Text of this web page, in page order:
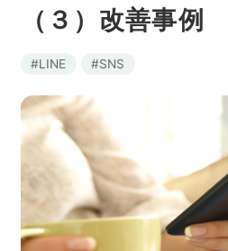
アクセス解析
アドテクノロジー
Webサイト構築
（３）改善事例
LINE SNS